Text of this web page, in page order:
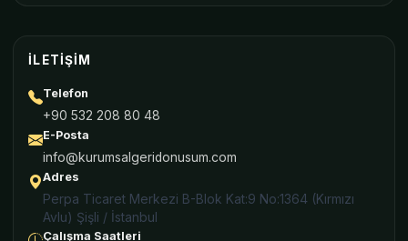
İLETIŞIM
Telefon
+90 532 208 80 48
E-Posta
info@kurumsalgeridonusum.com
Adres
Perpa Ticaret Merkezi B-Blok Kat:9 No:1364 (Kırmızı
Avlu) Şişli / İstanbul
Çalışma Saatleri